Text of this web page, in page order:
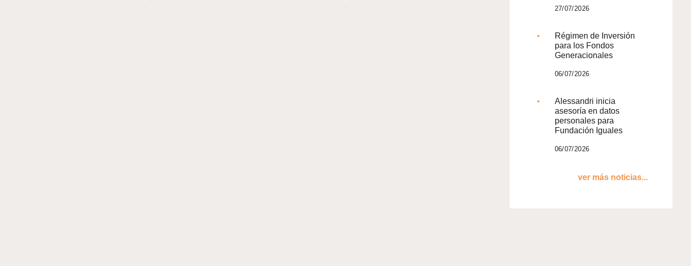
27/07/2026
Régimen de Inversión
para los Fondos
Generacionales
06/07/2026
Alessandri inicia
asesoría en datos
personales para
Fundación Iguales
06/07/2026
ver más noticias...